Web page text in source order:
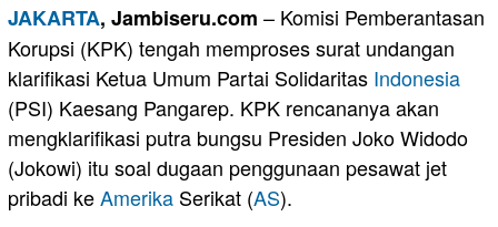
JAKARTA, Jambiseru.com – Komisi Pemberantasan
Korupsi (KPK) tengah memproses surat undangan
klarifikasi Ketua Umum Partai Solidaritas Indonesia
(PSI) Kaesang Pangarep. KPK rencananya akan
mengklarifikasi putra bungsu Presiden Joko Widodo
(Jokowi) itu soal dugaan penggunaan pesawat jet
pribadi keAmerika Serikat (AS).